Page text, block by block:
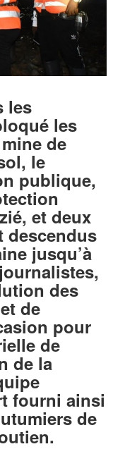
les
les
de
le
publique,
et deux
descendus
jusqu’à
des
de
pour
de
de la
fourni ainsi
de